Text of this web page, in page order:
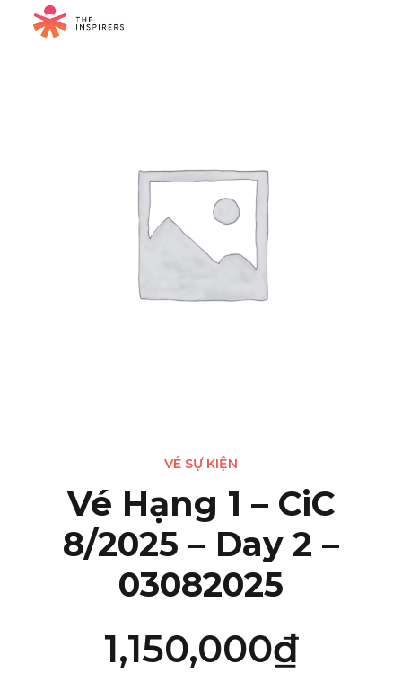
VÉ SỰ KIỆN
Vé Hạng 1 – CiC
8/2025 – Day 2 –
03082025
1,150,000₫